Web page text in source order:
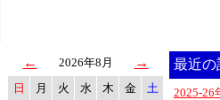
← 2026年8月 →
日 月 火 水 木 金
土
最近の
2025-